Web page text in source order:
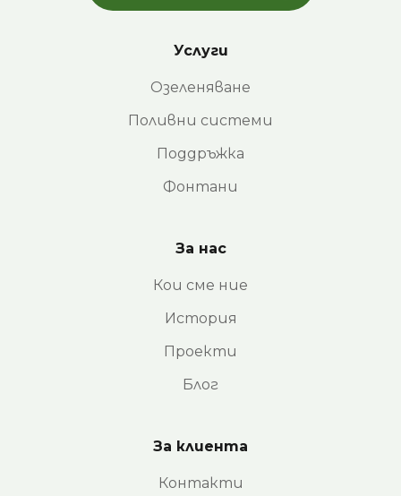
Услуги
Озеленяване
Поливни системи
Поддръжка
Фонтани
За нас
Кои сме ние
История
Проекти
Блог
За клиента
Контакти